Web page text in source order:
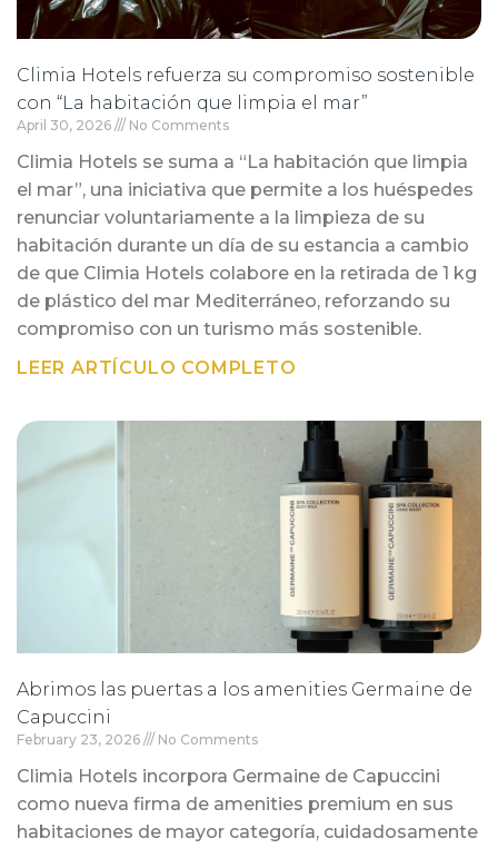
Climia Hotels refuerza su compromiso sostenible
con “La habitación que limpia el mar”
April 30, 2026 No Comments
Climia Hotels se suma a “La habitación que limpia
el mar”, una iniciativa que permite a los huéspedes
renunciar voluntariamente a la limpieza de su
habitación durante un día de su estancia a cambio
de que Climia Hotels colabore en la retirada de 1 kg
de plástico del mar Mediterráneo, reforzando su
compromiso con un turismo más sostenible.
LEER ARTÍCULO COMPLETO
Abrimos las puertas a los amenities Germaine de
Capuccini
February 23, 2026 No Comments
Climia Hotels incorpora Germaine de Capuccini
como nueva firma de amenities premium en sus
habitaciones de mayor categoría, cuidadosamente